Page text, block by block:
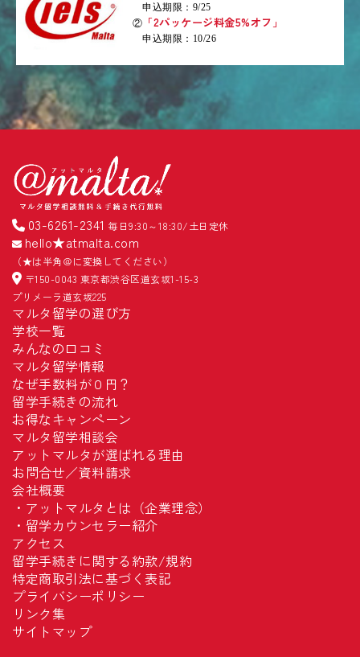
申込期限：9/25
② 「2パッケージ料金5%オフ」
申込期限：10/26
03-6261-2341 毎日9:30～18:30/土日定休
hello★atmalta.com
（★は半角＠に変換してください）
〒150-0043 東京都渋谷区道玄坂1-15-3
プリメーラ道玄坂225
マルタ留学の選び方
学校一覧
みんなの口コミ
マルタ留学情報
なぜ手数料が０円？
留学手続きの流れ
お得なキャンペーン
マルタ留学相談会
アットマルタが選ばれる理由
お問合せ／資料請求
会社概要
・ アットマルタとは（企業理念）
・ 留学カウンセラー紹介
アクセス
留学手続きに関する約款/規約
特定商取引法に基づく表記
プライバシーポリシー
リンク集
サイトマップ